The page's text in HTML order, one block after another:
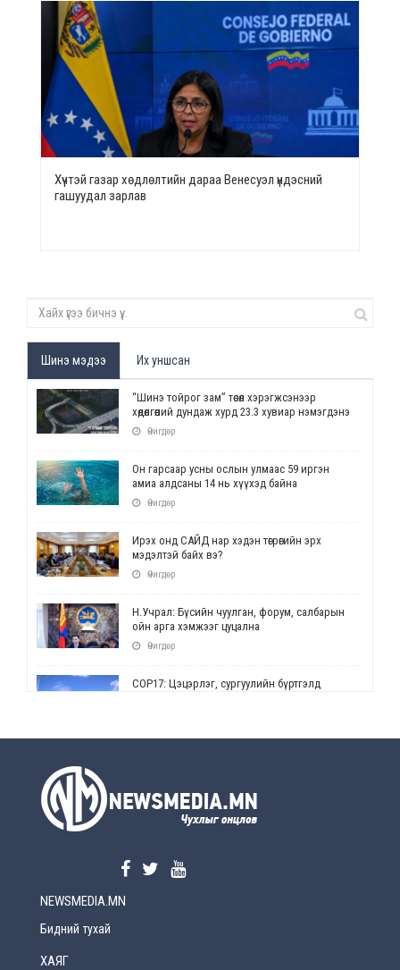
Хүчтэй газар хөдлөлтийн дараа Венесуэл үндэсний
гашуудал зарлав
Шинэ мэдээ Их уншсан
“Шинэ тойрог зам” төсөл хэрэгжсэнээр
хөдөлгөөний дундаж хурд 23.3 хувиар нэмэгдэнэ
Өчигдөр
Он гарсаар усны ослын улмаас 59 иргэн
амиа алдсаны 14 нь хүүхэд байна
Өчигдөр
Ирэх онд САЙД нар хэдэн төгрөгийн эрх
мэдэлтэй байх вэ?
Өчигдөр
Н.Учрал: Бүсийн чуулган, форум, салбарын
ойн арга хэмжээг цуцална
Өчигдөр
СОР17: Цэцэрлэг, сургуулийн бүртгэлд
Өчигдөр
Өчигдөр
NEWSMEDIA.MN
Бидний тухай
ХАЯГ